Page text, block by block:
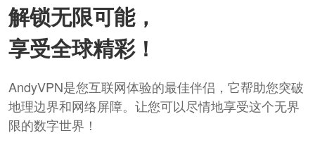
解锁无限可能，
享受全球精彩！
AndyVPN是您互联网体验的最佳伴侣，它帮助您突破
地理边界和网络屏障。让您可以尽情地享受这个无界
限的数字世界！